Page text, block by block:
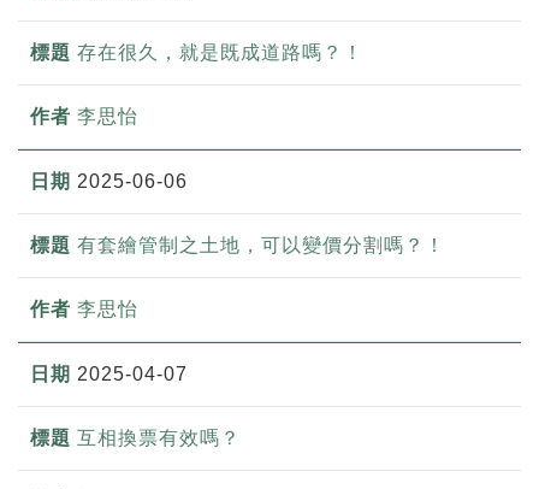
存在很久，就是既成道路嗎？！
李思怡
2025-06-06
有套繪管制之土地，可以變價分割嗎？！
李思怡
2025-04-07
互相換票有效嗎？